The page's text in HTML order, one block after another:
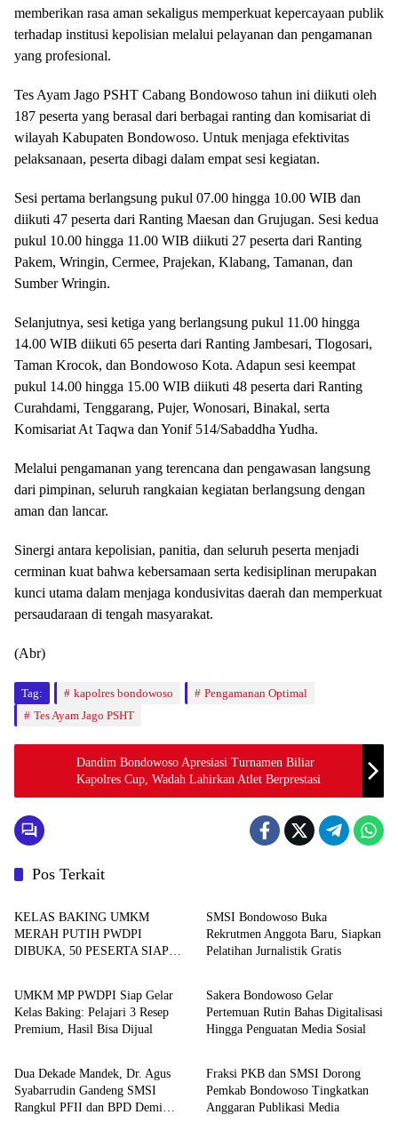
memberikan rasa aman sekaligus memperkuat kepercayaan publik
terhadap institusi kepolisian melalui pelayanan dan pengamanan
yang profesional.
Tes Ayam Jago PSHT Cabang Bondowoso tahun ini diikuti oleh
187 peserta yang berasal dari berbagai ranting dan komisariat di
wilayah Kabupaten Bondowoso. Untuk menjaga efektivitas
pelaksanaan, peserta dibagi dalam empat sesi kegiatan.
Sesi pertama berlangsung pukul 07.00 hingga 10.00 WIB dan
diikuti 47 peserta dari Ranting Maesan dan Grujugan. Sesi kedua
pukul 10.00 hingga 11.00 WIB diikuti 27 peserta dari Ranting
Pakem, Wringin, Cermee, Prajekan, Klabang, Tamanan, dan
Sumber Wringin.
Selanjutnya, sesi ketiga yang berlangsung pukul 11.00 hingga
14.00 WIB diikuti 65 peserta dari Ranting Jambesari, Tlogosari,
Taman Krocok, dan Bondowoso Kota. Adapun sesi keempat
pukul 14.00 hingga 15.00 WIB diikuti 48 peserta dari Ranting
Curahdami, Tenggarang, Pujer, Wonosari, Binakal, serta
Komisariat At Taqwa dan Yonif 514/Sabaddha Yudha.
Melalui pengamanan yang terencana dan pengawasan langsung
dari pimpinan, seluruh rangkaian kegiatan berlangsung dengan
aman dan lancar.
Sinergi antara kepolisian, panitia, dan seluruh peserta menjadi
cerminan kuat bahwa kebersamaan serta kedisiplinan merupakan
kunci utama dalam menjaga kondusivitas daerah dan memperkuat
persaudaraan di tengah masyarakat.
(Abr)
Tag: kapolres bondowoso
Pengamanan Optimal
Tes Ayam Jago PSHT
Dandim Bondowoso Apresiasi Turnamen Biliar
Kapolres Cup, Wadah Lahirkan Atlet Berprestasi
Pos Terkait
Berita
KELAS BAKING UMKM
MERAH PUTIH PWDPI
DIBUKA, 50 PESERTA SIAP
SMSI Bondowoso Buka
Rekrutmen Anggota Baru, Siapkan
Pelatihan Jurnalistik Gratis
Berita
UMKM MP PWDPI Siap Gelar
Kelas Baking: Pelajari 3 Resep
Premium, Hasil Bisa Dijual
Organisasi
Sakera Bondowoso Gelar
Pertemuan Rutin Bahas Digitalisasi
Hingga Penguatan Media Sosial
Organisasi
Dua Dekade Mandek, Dr. Agus
Syabarrudin Gandeng SMSI
Rangkul PFII dan BPD Demi
Organisasi
Fraksi PKB dan SMSI Dorong
Pemkab Bondowoso Tingkatkan
Anggaran Publikasi Media